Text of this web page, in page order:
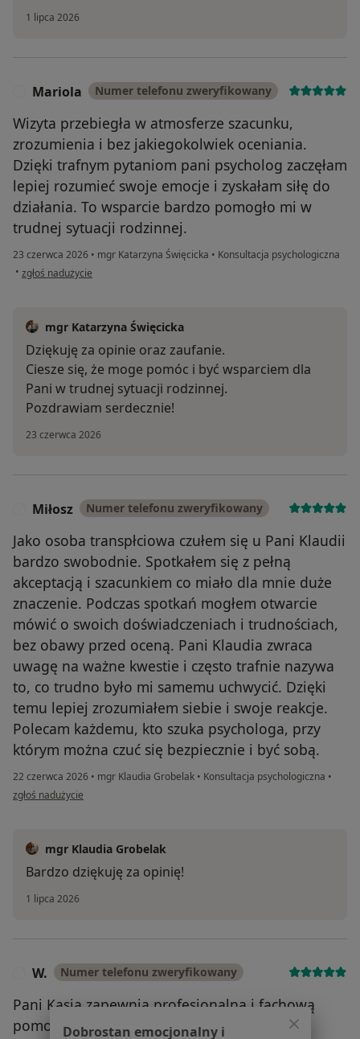
1 lipca 2026
Mariola Numer telefonu zweryfikowany
Wizyta przebiegła w atmosferze szacunku,
zrozumienia i bez jakiegokolwiek oceniania.
Dzięki trafnym pytaniom pani psycholog zaczęłam
lepiej rozumieć swoje emocje i zyskałam siłę do
działania. To wsparcie bardzo pomogło mi w
trudnej sytuacji rodzinnej.
23 czerwca 2026 • mgr Katarzyna Święcicka • Konsultacja psychologiczna
• w opinii użytkownika Mariola
zgłoś nadużycie
mgr Katarzyna Święcicka
Dziękuję za opinie oraz zaufanie.
Ciesze się, że moge pomóc i być wsparciem dla
Pani w trudnej sytuacji rodzinnej.
Pozdrawiam serdecznie!
23 czerwca 2026
Miłosz Numer telefonu zweryfikowany
Jako osoba transpłciowa czułem się u Pani Klaudii
bardzo swobodnie. Spotkałem się z pełną
akceptacją i szacunkiem co miało dla mnie duże
znaczenie. Podczas spotkań mogłem otwarcie
mówić o swoich doświadczeniach i trudnościach,
bez obawy przed oceną. Pani Klaudia zwraca
uwagę na ważne kwestie i często trafnie nazywa
to, co trudno było mi samemu uchwycić. Dzięki
temu lepiej zrozumiałem siebie i swoje reakcje.
Polecam każdemu, kto szuka psychologa, przy
którym można czuć się bezpiecznie i być sobą.
22 czerwca 2026 • mgr Klaudia Grobelak • Konsultacja psychologiczna •
w opinii użytkownika Miłosz
zgłoś nadużycie
mgr Klaudia Grobelak
Bardzo dziękuję za opinię!
1 lipca 2026
W. Numer telefonu zweryfikowany
Pani Kasia zapewnia profesjonalną i fachową
pomoc a same spotkania obywają się w
Dobrostan emocjonalny i